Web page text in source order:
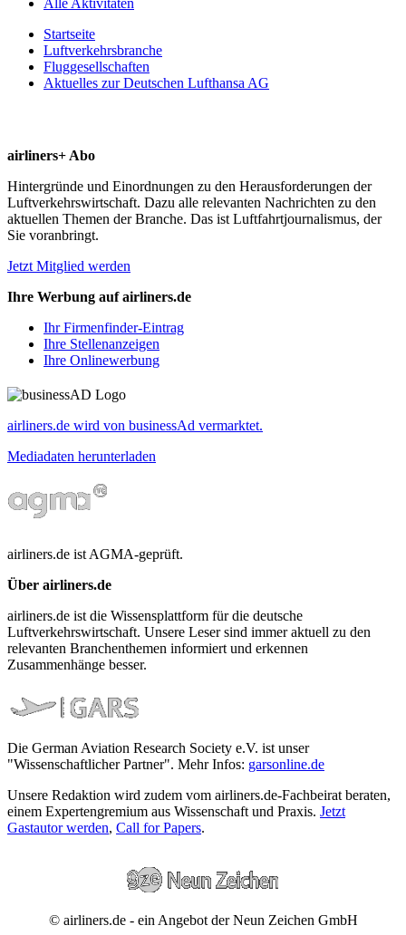
Startseite
Luftverkehrsbranche
Fluggesellschaften
Aktuelles zur Deutschen Lufthansa AG
airliners+ Abo
Hintergründe und Einordnungen zu den Herausforderungen der
Luftverkehrswirtschaft. Dazu alle relevanten Nachrichten zu den
aktuellen Themen der Branche. Das ist Luftfahrtjournalismus, der
Sie voranbringt.
Jetzt Mitglied werden
Ihre Werbung auf airliners.de
Ihr Firmenfinder-Eintrag
Ihre Stellenanzeigen
Ihre Onlinewerbung
airliners.de wird von businessAd vermarktet.
Mediadaten herunterladen
airliners.de ist AGMA-geprüft.
Über airliners.de
airliners.de ist die Wissensplattform für die deutsche
Luftverkehrswirtschaft. Unsere Leser sind immer aktuell zu den
relevanten Branchenthemen informiert und erkennen
Zusammenhänge besser.
Die German Aviation Research Society e.V. ist unser
"Wissenschaftlicher Partner". Mehr Infos: garsonline.de
Unsere Redaktion wird zudem vom airliners.de-Fachbeirat beraten,
einem Expertengremium aus Wissenschaft und Praxis. Jetzt
Gastautor werden, Call for Papers.
© airliners.de - ein Angebot der Neun Zeichen GmbH